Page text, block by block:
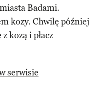
Badami.
kozy. Chwilę później
kozą i płacz
serwisie